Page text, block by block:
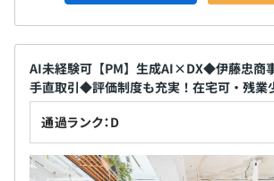
AI未経験可【PM】生成AI×DX◆伊藤忠商
手直取引◆評価制度も充実！在宅可・残業
通過ランク：D